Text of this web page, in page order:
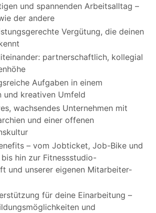
und spannenden Arbeitsalltag –
der andere
Vergütung, die deinen
partnerschaftlich, kollegial
Aufgaben in einem
und kreativen Umfeld
wachsendes Unternehmen mit
und einer offenen
– vom Jobticket, Job-Bike und
hin zur Fitnessstudio-
und unserer eigenen Mitarbeiter-
für deine Einarbeitung –
und